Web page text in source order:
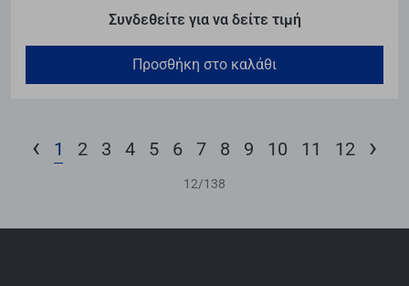
Συνδεθείτε για να δείτε τιμή
Προσθήκη στο καλάθι
‹ 1 2 3 4 5 6 7 8 9 10 11 12 ›
12/138